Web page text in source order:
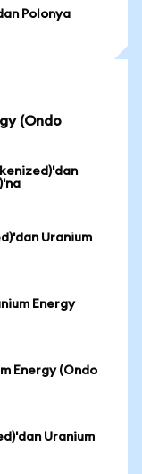
Polonya
(Ondo
Uranium
Energy
Energy (Ondo
Uranium